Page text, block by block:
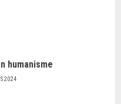
humanisme
2024